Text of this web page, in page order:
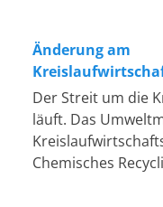
Problem hat die
gelöst, die
deutlich schneller.
der Branche
So viele Windräder
wurden
Halbjahr gingen
Änderung am
Chemisches
füllen
Der Streit um die
läuft. Das
Chemisches